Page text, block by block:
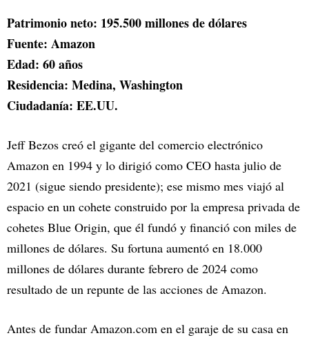
Patrimonio neto: 195.500 millones de dólares
Fuente: Amazon
Edad: 60 años
Residencia: Medina, Washington
Ciudadanía: EE.UU.
Jeff Bezos creó el gigante del comercio electrónico
Amazon en 1994 y lo dirigió como CEO hasta julio de
2021 (sigue siendo presidente); ese mismo mes viajó al
espacio en un cohete construido por la empresa privada de
cohetes Blue Origin, que él fundó y financió con miles de
millones de dólares. Su fortuna aumentó en 18.000
millones de dólares durante febrero de 2024 como
resultado de un repunte de las acciones de Amazon.
Antes de fundar Amazon.com en el garaje de su casa en